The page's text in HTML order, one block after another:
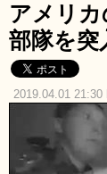
アメリ
部隊を突
2019.04.01 21:30